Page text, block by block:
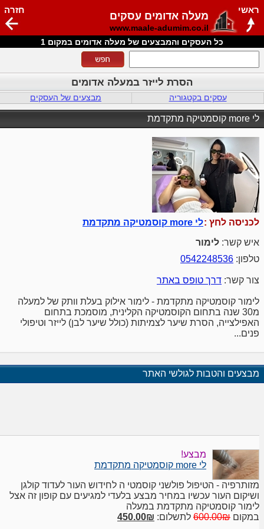
מעלה אדומים עסקים
www.maale-adumim.co.il
חזרה ראשי
כל העסקים והמבצעים של מעלה אדומים במקום 1
הסרת לייזר במעלה אדומים
עסקים בקטגוריה מבצעים של העסקים
לי more קוסמטיקה מתקדמת
לכניסה לחץ :לי more קוסמטיקה מתקדמת
איש קשר: לימור
טלפון: 0542248536
צור קשר: דרך טופס באתר
לימור קוסמטיקה מתקדמת - לימור אילוק בעלת וותק של למעלה
מ30 שנה בתחום הקוסמטיקה הקלינית, מוסמכת בתחום
האפילצייה, הסרת שיער לצמיתות (כולל שיער לבן) לייזר וטיפולי
פנים...
מבצעים והטבות לגולשי האתר
מבצע!
לי more קוסמטיקה מתקדמת
מזותרפיה - הטיפול פולשני קוסמטי ה לחידוש העור לעדוד קולגן
ושיקום העור עכשיו במחיר מבצע בלעדי למגיעים עם קופון זה אצל
לימור קוסמטיקה מתקדמת במעלה
במקום 600.00₪ לתשלום: 450.00₪